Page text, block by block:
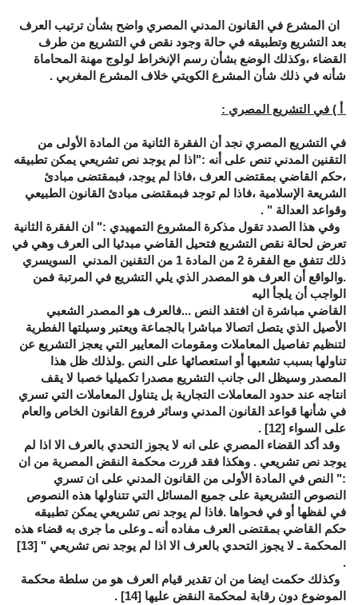
ان المشرع في القانون المدني المصري واضح بشأن ترتيب العرف
بعد التشريع وتطبيقه في حالة وجود نقص في التشريع من طرف
القضاء ،وكذلك الوضع بشأن رسم الإنخراط لولوج مهنة المحاماة
شأنه في ذلك شأن المشرع الكويتي خلاف المشرع المغربي .
أ ) في التشريع المصري :
في التشريع المصري نجد أن الفقرة الثانية من المادة الأولى من
التقنين المدني تنص على أنه :"اذا لم يوجد نص تشريعي يمكن تطبيقه
،حكم القاضي بمقتضى العرف ،فاذا لم يوجد، فبمقتضى مبادئ
الشريعة الإسلامية ،فاذا لم توجد فبمقتضى مبادئ القانون الطبيعي
وقواعد العدالة " .
وفي هذا الصدد تقول مذكرة المشروع التمهيدي :" ان الفقرة الثانية
تعرض لحالة نقص التشريع فتحيل القاضي مبدئيا الى العرف وهي في
ذلك تتفق مع الفقرة 2 من المادة 1 من التقنين المدني السويسري
.والواقع أن العرف هو المصدر الذي يلي التشريع في المرتبة فمن
الواجب أن يلجأ اليه
القاضي مباشرة ان افتقد النص ...فالعرف هو المصدر الشعبي
الأصيل الذي يتصل اتصالا مباشرا بالجماعة ويعتبر وسيلتها الفطرية
لتنظيم تفاصيل المعاملات ومقومات المعايير التي يعجز التشريع عن
تناولها بسبب تشعبها أو استعصائها على النص .ولذلك ظل هذا
المصدر وسيظل الى جانب التشريع مصدرا تكميليا خصبا لا يقف
انتاجه عند حدود المعاملات التجارية بل يتناول المعاملات التي تسري
في شأنها قواعد القانون المدني وسائر فروع القانون الخاص والعام
على السواء [12]
.
وقد أكد القضاء المصري على انه لا يجوز التحدي بالعرف الا اذا لم
يوجد نص تشريعي . وهكذا فقد قررت محكمة النقض المصرية من ان
:" النص في المادة الأولى من القانون المدني على ان تسري
النصوص التشريعية على جميع المسائل التي تتناولها هذه النصوص
في لفظها أو في فحواها .فاذا لم يوجد نص تشريعي يمكن تطبيقه
حكم القاضي بمقتضى العرف مفاده أنه ـ وعلى ما جرى به قضاء هذه
المحكمة ـ لا يجوز التحدي بالعرف الا اذا لم يوجد نص تشريعي " [13]
.
وكذلك حكمت ايضا من ان تقدير قيام العرف هو من سلطة محكمة
الموضوع دون رقابة لمحكمة النقض عليها [14]
.